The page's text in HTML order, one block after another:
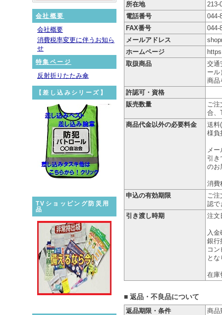
会社概要
会社概要
消費税率変更に伴うお知ら
せ
特集ページ
反射折りたたみ傘
【差し込みシリーズ】
TVショッピング防災用
品
所在地
213-
電話番号
044-
FAX番号
044-
メールアドレス
ホームページ
取扱商品
交通
ール
商品
許認可・資格
販売数量
ご注
合、
商品代金以外の必要料金
送料
様負
メ
引き
のお
消費
申込の有効期限
ご注
認で
引き渡し時期
注文
入
銀行
コ
とな
在庫
■ 返品・不良品について
返品期限・条件
商品